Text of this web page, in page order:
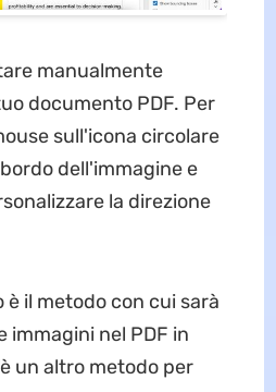
manualmente
documento PDF. Per
sull'icona circolare
dell'immagine e
la direzione
è il metodo con cui sarà
immagini nel PDF in
un altro metodo per